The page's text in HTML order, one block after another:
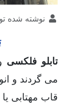
نوشته شده
تابلو فلكسی
می گردند و
قاب مهتابی